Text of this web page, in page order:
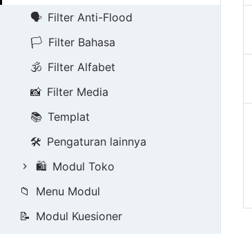
🗣️ Filter Anti-Flood
🏳️ Filter Bahasa
🕉️ Filter Alfabet
📸 Filter Media
📚 Templat
🛠️ Pengaturan lainnya
🛍️ Modul Toko
📁
Menu Modul
📝 Modul Kuesioner